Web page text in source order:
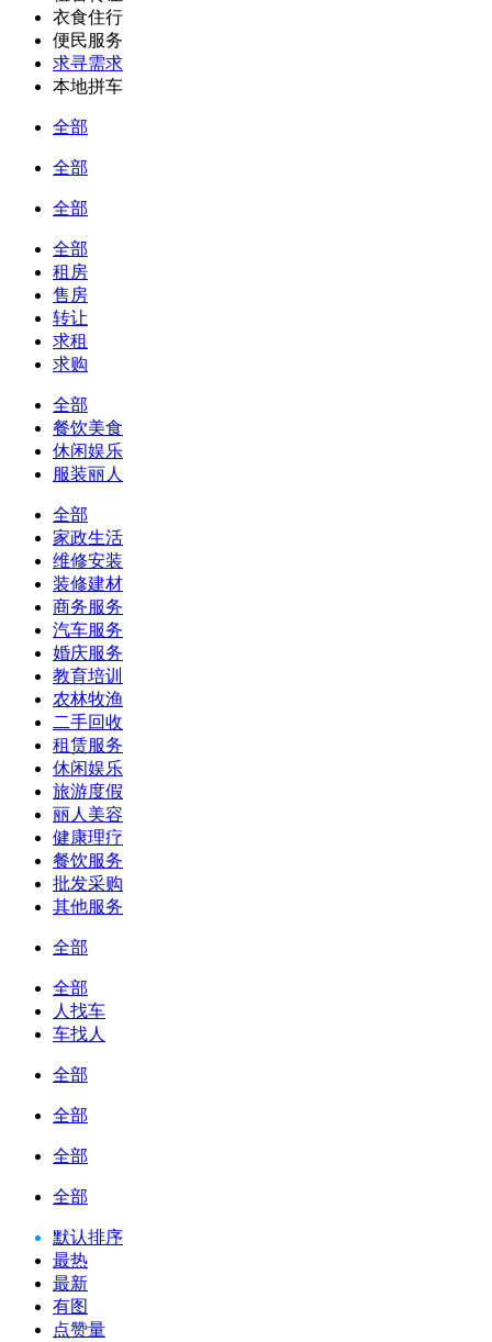
衣食住行
便民服务
求寻需求
本地拼车
全部
全部
全部
全部
租房
售房
转让
求租
求购
全部
餐饮美食
休闲娱乐
服装丽人
全部
家政生活
维修安装
装修建材
商务服务
汽车服务
婚庆服务
教育培训
农林牧渔
二手回收
租赁服务
休闲娱乐
旅游度假
丽人美容
健康理疗
餐饮服务
批发采购
其他服务
全部
全部
人找车
车找人
全部
全部
全部
全部
默认排序
最热
最新
有图
点赞量